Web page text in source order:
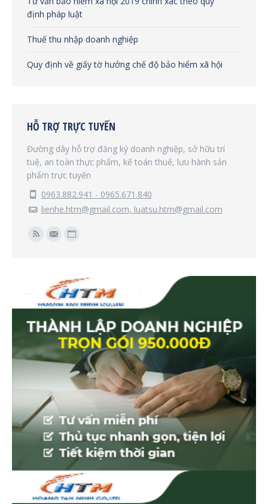
định pháp luật
Thuế thu nhập doanh nghiệp
Quy định về giấy tờ hưởng chế độ bảo hiểm xã hội
HỖ TRỢ TRỰC TUYẾN
Đường dây hỗ trợ đăng ký doanh nghiệp, sở hữu trí
tuệ, an toàn thực phẩm, kế toán thuế, lưu hành sản
phẩm trực tuyến
0963.882.941 - 0965.671.840
lienhe.htm@gmail.com, luatsu.htm@gmail.com
Find us on:
MailWebsite